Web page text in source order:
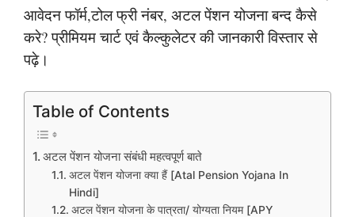
आवेदन फॉर्म,टोल फ्री नंबर, अटल पेंशन योजना बन्द कैसे
करे? प्रीमियम चार्ट एवं कैल्कुलेटर की जानकारी विस्तार से
पढ़े।
Table of Contents
अटल पेंशन योजना संबंधी महत्वपूर्ण बाते
अटल पेंशन योजना क्या हैं [Atal Pension Yojana In
Hindi]
अटल पेंशन योजना के पात्रता/ योग्यता नियम [APY